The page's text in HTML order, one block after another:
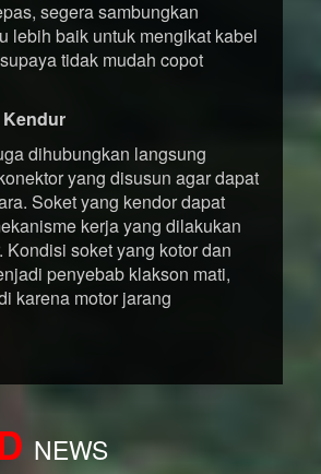
segera sambungkan
lebih baik untuk mengikat kabel
tidak mudah copot
Kendur
dihubungkan langsung
yang disusun agar dapat
Soket yang kendor dapat
kerja yang dilakukan
Kondisi soket yang kotor dan
penyebab klakson mati,
karena motor jarang
NEWS